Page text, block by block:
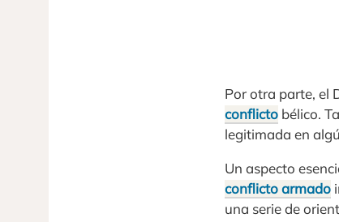
Por otra parte, el
conflicto bélico.
legitimada en
Un aspecto
conflicto armado
una serie de